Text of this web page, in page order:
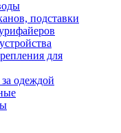
подставки
для
одеждой